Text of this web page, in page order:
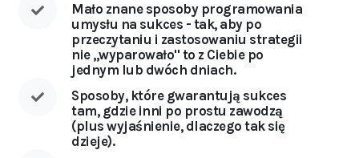
Mało znane sposoby programowania
umysłu na sukces - tak, aby po
przeczytaniu i zastosowaniu strategii
nie ,,wyparowało'' to z Ciebie po
jednym lub dwóch dniach.
Sposoby, które gwarantują sukces
tam, gdzie inni po prostu zawodzą
(plus wyjaśnienie, dlaczego tak się
dzieje).